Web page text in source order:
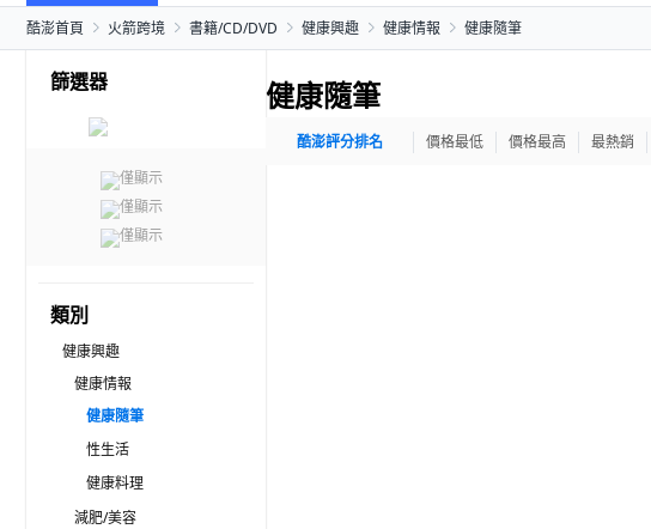
酷澎首頁 火箭跨境 書籍/CD/DVD 健康興趣 健康情報 健康隨筆
篩選器
僅顯示
僅顯示
僅顯示
類別
健康興趣
健康情報
健康隨筆
性生活
健康料理
減肥/美容
健康隨筆
酷澎評分排名 價格最低 價格最高 最熱銷